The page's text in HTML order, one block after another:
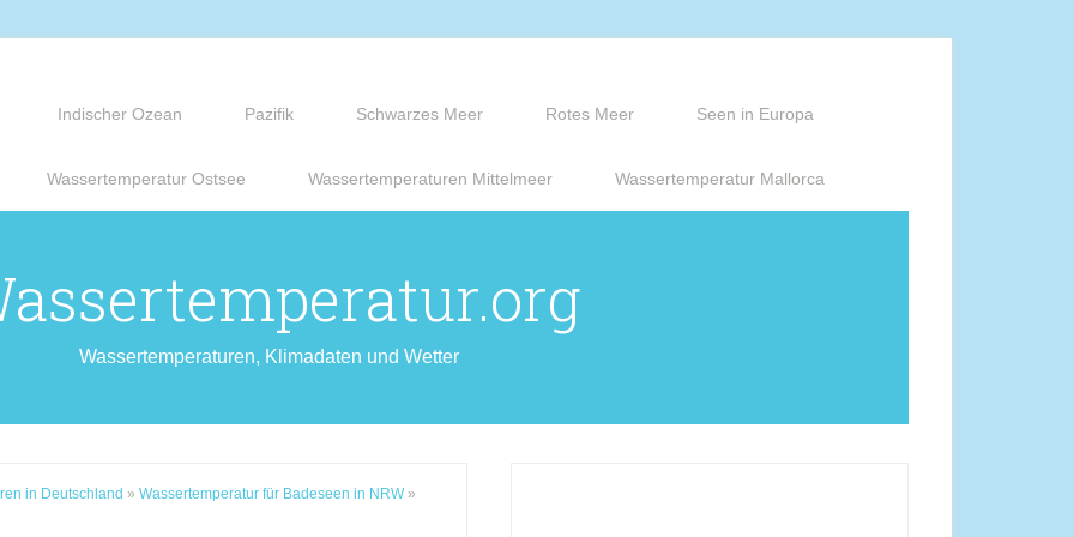
Indischer Ozean Pazifik Schwarzes Meer Rotes Meer Seen in Europa
Wassertemperatur Ostsee Wassertemperaturen Mittelmeer Wassertemperatur Mallorca
Wassertemperaturen, Klimadaten und Wetter
in Deutschland » Wassertemperatur für Badeseen in NRW»